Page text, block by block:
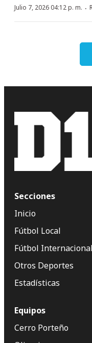
Julio 7, 2026 04:12 p. m. ·
Secciones
Inicio
Fútbol Local
Fútbol Internacional
Otros Deportes
Estadísticas
Equipos
Cerro Porteño